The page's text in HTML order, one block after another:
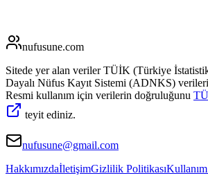
nufusune.com
Sitede yer alan veriler TÜİK (Türkiye
Dayalı Nüfus Kayıt Sistemi (ADNKS)
Resmi kullanım için verilerin doğruluğunu
teyit ediniz.
nufusune@gmail.com
HakkımızdaİletişimGizlilik PolitikasıKullanım